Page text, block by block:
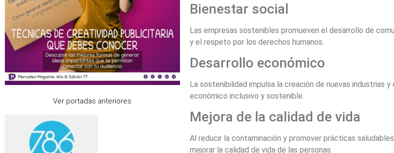
Ver portadas anteriores
Bienestar social
Las empresas sostenibles promueven el desarrollo de
y el respeto por los derechos humanos.
Desarrollo económico
La sostenibilidad impulsa la creación de nuevas industrias
económico inclusivo y sostenible.
Mejora de la calidad de vida
Al reducir la contaminación y promover prácticas
mejorar la calidad de vida de las personas.